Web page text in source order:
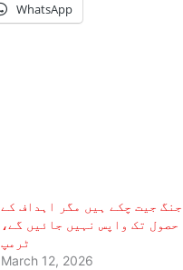
WhatsApp
جنگ جیت چکے ہیں مگر اہداف کے
حصول تک واپس نہیں جائیں گے،
ٹرمپ
March 12, 2026